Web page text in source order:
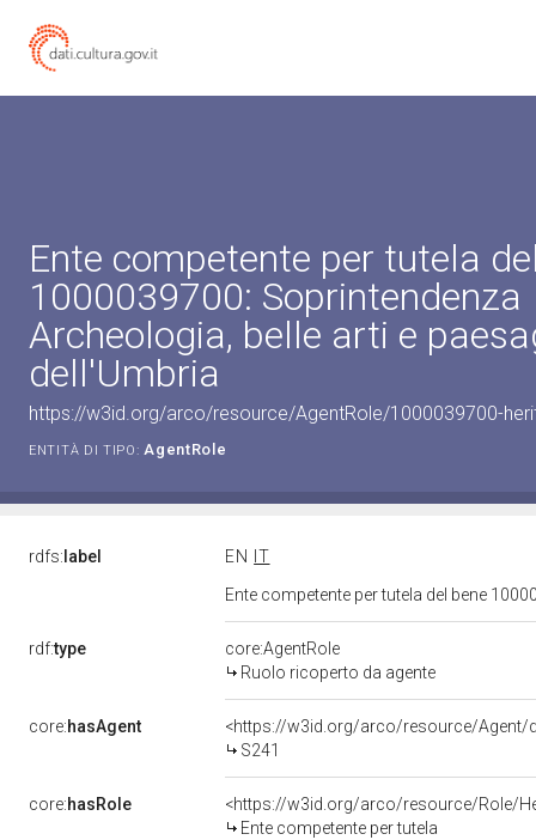
Ente competente per tutela
1000039700: Soprintendenza
Archeologia, belle arti e
dell'Umbria
https://w3id.org/arco/resource/AgentRole/1000039700-
ENTITÀ DI TIPO: AgentRole
rdfs: label EN
IT
Ente competente per tutela del bene
rdf:type
core:AgentRole
Ruolo ricoperto da agente
core:hasAgent
<https://w3id.org/arco/resource/
S241
core:hasRole
<https://w3id.org/arco/resource/Role/
Ente competente per tutela